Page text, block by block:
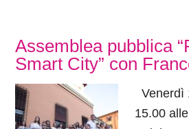
Assemblea pubblica
Smart City” con
Venerdì
15.00